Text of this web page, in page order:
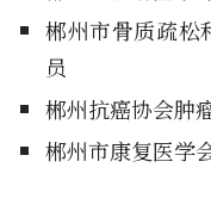
郴州市骨质疏松
员
郴州抗癌协会肿
郴州市康复医学